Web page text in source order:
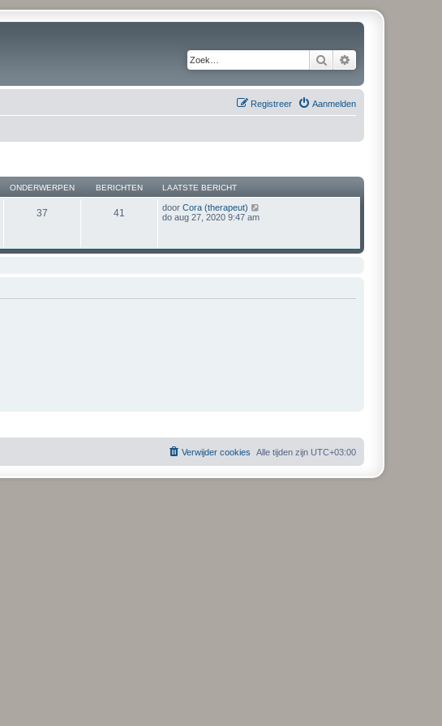
Zoek
Aanmelden
Registreer
ONDERWERPEN BERICHTEN LAATSTE BERICHT
37 41 door Cora (therapeut)
k
do aug 27, 2020 9:47 am
Alle tijden zijn UTC+03:00
Verwijder cookies